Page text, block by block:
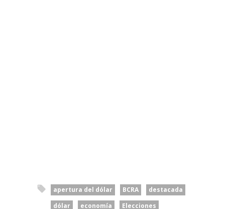
apertura del dólar BCRA
destacada
dólar
economía
Elecciones